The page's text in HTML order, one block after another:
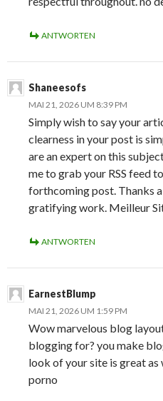
ANTWORTEN
Shaneesofs
MAI 21, 2026 UM 8:39 PM
Simply wish to say your
clearness in your post is
are an expert on this
me to grab your RSS feed
forthcoming post. Thanks
gratifying work. Meilleur
ANTWORTEN
EarnestBlump
MAI 21, 2026 UM 1:59 PM
Wow marvelous blog
blogging for? you make
look of your site is great
porno